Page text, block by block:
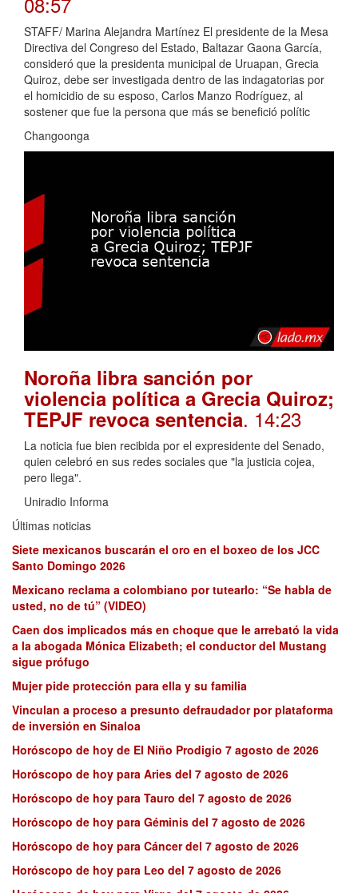
STAFF/ Marina Alejandra Martínez El presidente de la Mesa
Directiva del Congreso del Estado, Baltazar Gaona García,
consideró que la presidenta municipal de Uruapan, Grecia
Quiroz, debe ser investigada dentro de las indagatorias por
el homicidio de su esposo, Carlos Manzo Rodríguez, al
sostener que fue la persona que más se benefició polític
Changoonga
Noroña libra sanción por
violencia política a Grecia Quiroz;
TEPJF revoca sentencia. 14:23
La noticia fue bien recibida por el expresidente del Senado,
quien celebró en sus redes sociales que "la justicia cojea,
pero llega".
Uniradio Informa
Últimas noticias
Siete mexicanos buscarán el oro en el boxeo de los JCC
Santo Domingo 2026
Mexicano reclama a colombiano por tutearlo: “Se habla de
usted, no de tú” (VIDEO)
Caen dos implicados más en choque que le arrebató la vida
a la abogada Mónica Elizabeth; el conductor del Mustang
sigue prófugo
Mujer pide protección para ella y su familia
Vinculan a proceso a presunto defraudador por plataforma
de inversión en Sinaloa
Horóscopo de hoy de El Niño Prodigio 7 agosto de 2026
Horóscopo de hoy para Aries del 7 agosto de 2026
Horóscopo de hoy para Tauro del 7 agosto de 2026
Horóscopo de hoy para Géminis del 7 agosto de 2026
Horóscopo de hoy para Cáncer del 7 agosto de 2026
Horóscopo de hoy para Leo del 7 agosto de 2026